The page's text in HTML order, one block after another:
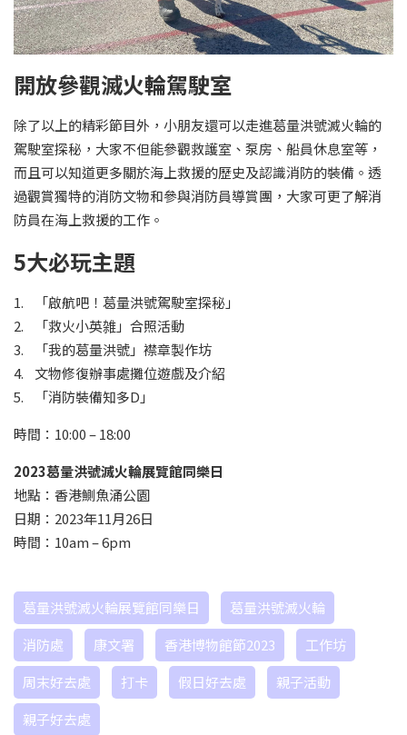
開放參觀滅火輪駕駛室
除了以上的精彩節目外，小朋友還可以走進葛量洪號滅火輪的
駕駛室探秘，大家不但能參觀救護室、泵房、船員休息室等，
而且可以知道更多關於海上救援的歷史及認識消防的裝備。透
過觀賞獨特的消防文物和參與消防員導賞團，大家可更了解消
防員在海上救援的工作。
5大必玩主題
1. 「啟航吧！葛量洪號駕駛室探秘」
2. 「救火小英雑」合照活動
3. 「我的葛量洪號」襟章製作坊
4. 文物修復辦事處攤位遊戲及介紹
5. 「消防裝備知多D」
時間：10:00 – 18:00
2023葛量洪號滅火輪展覽館同樂日
地點：香港鰂魚涌公園
日期：2023年11月26日
時間：10am – 6pm
葛量洪號滅火輪展覽館同樂日
葛量洪號滅火輪
消防處
康文署 香港博物館節2023
工作坊
周末好去處
打卡 假日好去處
親子活動
親子好去處